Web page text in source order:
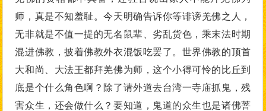
师，真是不知羞耻。今天明确告诉你等诽谤羌佛之人，
无非就是不值一提的无名鼠辈、劣乱货色，乘末法时期
混进佛教，披着佛教外衣混饭吃罢了。世界佛教的顶首
大和尚、大法王都拜羌佛为师，这个小得可怜的比丘到
底是个什么角色啊？除了请外道去台湾一寺庙抓鬼，残
害众生，还会做什么？要知道，鬼道的众生也是诸佛菩